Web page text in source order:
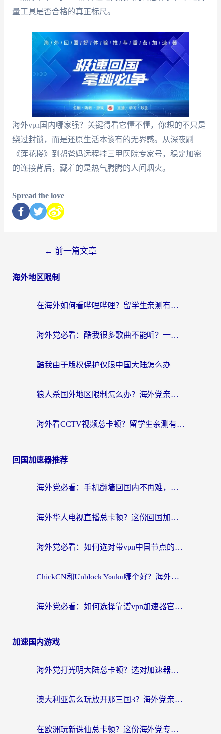
量工具是否合格的真正标尺。
海外vpn国内哪家强？关键得看它懂不懂，你想的不只是
绕过封锁，而是还原生活本该有的无界感。从深夜刷
《莲花楼》到帮爸妈远程挂三甲医院专家号，稳定加密
的连接背后，藏着的是热气腾腾的人间烟火。
Spread the love
← 前一篇文章
海外地区限制
在海外如何看哔哩哔哩？留学生亲测有效的回国加速指南
海外党必看：酷我很多歌曲不能听？一招解决优酷版权限制+B站地域问题！
酷我由于版权保护仅限中国大陆怎么办？海外党亲测有效的解锁指南
狼人杀国外地区限制怎么办？海外党亲测有效的全场景回国加速指南
海外看CCTV视频总卡顿？留学生亲测有效的回国加速器选择指南
回国加速器推荐
海外党必看：手机翻墙回国内不再难，一篇搞定无缝访问国内资源指南
海外华人电视直播总卡顿？这份回国加速器选择指南帮你无缝看国内资源
海外党必看：如何选对带vpn中国节点的加速器？无缝访问国内资源全攻略
ChickCN和Unblock Youku哪个好？海外党亲测4款热门回国加速器，附避坑指南
海外党必看：如何选择靠谱vpn加速器官网？轻松解决国内APP地区限制
加速国内游戏
海外党打光明大陆总卡顿？选对加速器才是关键！（附亲测好用的推荐）
澳大利亚怎么玩放开那三国3？海外党亲测有效的国服游戏加速指南
在欧洲玩新诛仙总卡顿？这份海外党专属加速器指南帮你解决延迟难题